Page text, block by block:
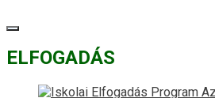
ELFOGADÁS